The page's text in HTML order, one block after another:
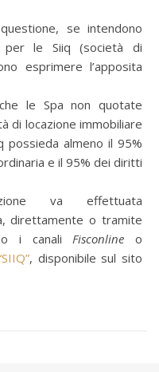
se intendono
per le Siiq (società di
esprimere l’apposita
le Spa non quotate
di locazione immobiliare
possieda almeno il 95%
e il 95% dei diritti
va effettuata
direttamente o tramite
i canaliFisconline o
, disponibile sul sito